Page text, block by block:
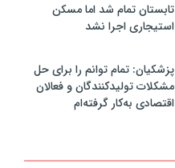
تابستان تمام شد اما مسکن
استیجاری اجرا نشد
پزشکیان: تمام توانم را برای حل
مشکلات تولیدکنندگان و فعالان
اقتصادی به‌کار گرفته‌ام